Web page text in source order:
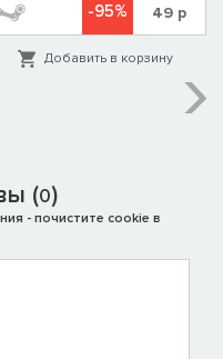
-95% 49 р
Добавить в корзину
(0)
- почистите cookie в